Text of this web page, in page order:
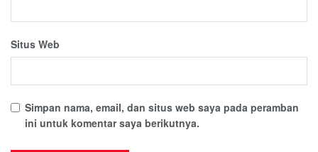
Situs Web
Simpan nama, email, dan situs web saya pada peramban
ini untuk komentar saya berikutnya.